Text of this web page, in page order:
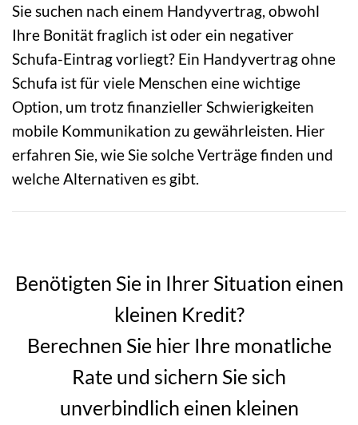
Sie suchen nach einem Handyvertrag, obwohl
Ihre Bonität fraglich ist oder ein negativer
Schufa-Eintrag vorliegt? Ein Handyvertrag ohne
Schufa ist für viele Menschen eine wichtige
Option, um trotz finanzieller Schwierigkeiten
mobile Kommunikation zu gewährleisten. Hier
erfahren Sie, wie Sie solche Verträge finden und
welche Alternativen es gibt.
Benötigten Sie in Ihrer Situation einen
kleinen Kredit?
Berechnen Sie hier Ihre monatliche
Rate und sichern Sie sich
unverbindlich einen kleinen